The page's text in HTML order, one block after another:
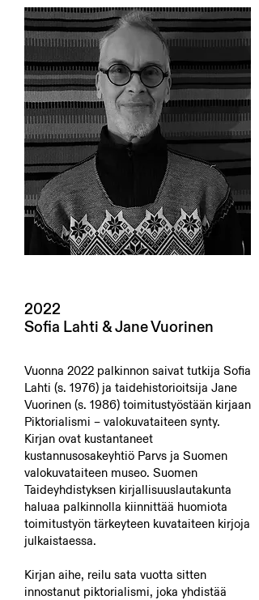
2022
Sofia Lahti & Jane Vuorinen
Vuonna 2022 palkinnon saivat tutkija Sofia
Lahti (s. 1976) ja taidehistorioitsija Jane
Vuorinen (s. 1986) toimitustyöstään kirjaan
Piktorialismi – valokuvataiteen synty.
Kirjan ovat kustantaneet
kustannusosakeyhtiö Parvs ja Suomen
valokuvataiteen museo. Suomen
Taideyhdistyksen kirjallisuuslautakunta
haluaa palkinnolla kiinnittää huomiota
toimitustyön tärkeyteen kuvataiteen kirjoja
julkaistaessa.
Kirjan aihe, reilu sata vuotta sitten
innostanut piktorialismi, joka yhdistää